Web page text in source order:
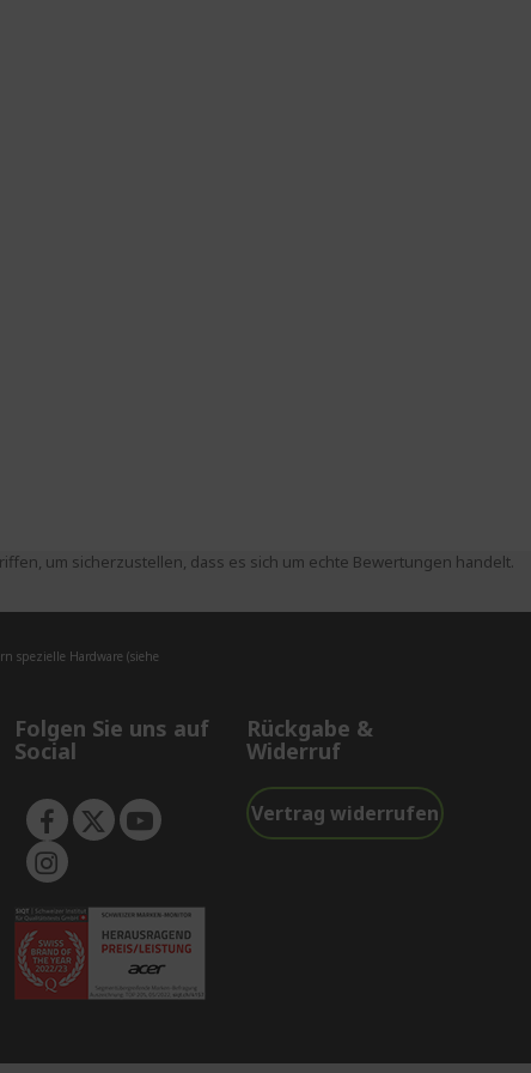
um sicherzustellen, dass es sich um echte Bewertungen handelt.
spezielle Hardware (siehe
Folgen Sie uns auf
Social
Rückgabe &
Widerruf
Vertrag widerrufen